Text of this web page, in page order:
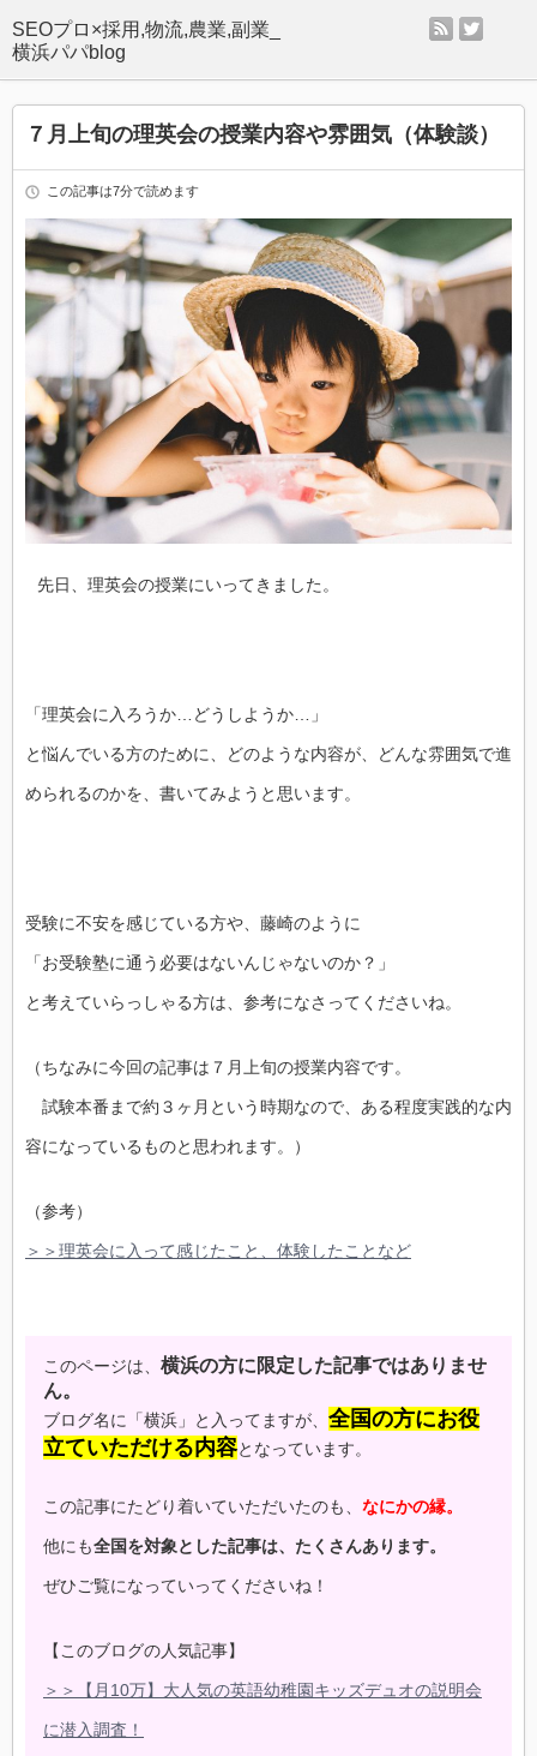
SEOプロ×採用,物流,農業,副業_
横浜パパblog
rss
７月上旬の理英会の授業内容や雰囲気（体験談）
この記事は7分で読めます
先日、理英会の授業にいってきました。
「理英会に入ろうか…どうしようか…」
と悩んでいる方のために、どのような内容が、どんな雰囲気で進
められるのかを、書いてみようと思います。
受験に不安を感じている方や、藤崎のように
「お受験塾に通う必要はないんじゃないのか？」
と考えていらっしゃる方は、参考になさってくださいね。
（ちなみに今回の記事は７月上旬の授業内容です。
試験本番まで約３ヶ月という時期なので、ある程度実践的な内
容になっているものと思われます。）
（参考）
＞＞理英会に入って感じたこと、体験したことなど
このページは、 横浜の方に限定した記事ではありませ
ん。
ブログ名に「横浜」と入ってますが、 全国の方にお役
立ていただける内容となっています。
この記事にたどり着いていただいたのも、 なにかの縁。
他にも全国を対象とした記事は、たくさんあります。
ぜひご覧になっていってくださいね！
【このブログの人気記事】
＞＞【月10万】大人気の英語幼稚園キッズデュオの説明会
に潜入調査！